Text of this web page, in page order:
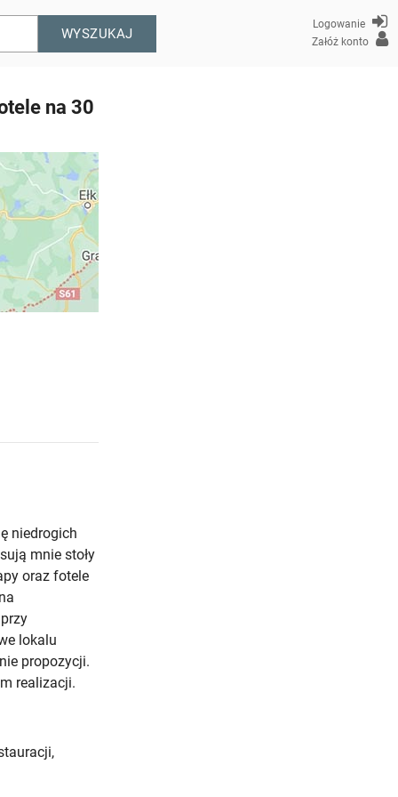
WYSZUKAJ
Logowanie
Załóż konto
na 30
niedrogich
mnie stoły
oraz fotele
lokalu
propozycji.
realizacji.